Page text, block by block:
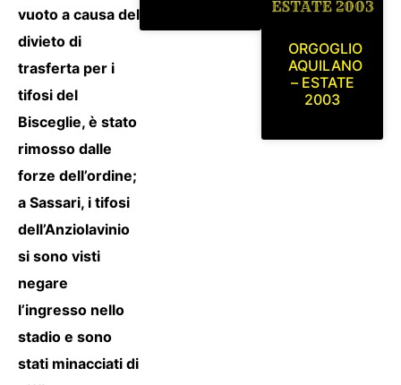
vuoto a causa del
divieto di
trasferta per i
tifosi del
Bisceglie, è stato
rimosso dalle
forze dell’ordine;
a Sassari, i tifosi
dell’Anziolavinio
si sono visti
negare
l’ingresso nello
stadio e sono
stati minacciati di
ORGOGLIO
AQUILANO
– ESTATE
2003